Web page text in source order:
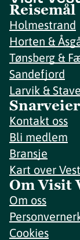
Reisemål
Holmestrand
Horten &
Tønsberg &
Sandefjord
Larvik &
Snarveier
Kontakt oss
Bli medlem
Bransje
Kart over
Om Visit
Om oss
Cookies